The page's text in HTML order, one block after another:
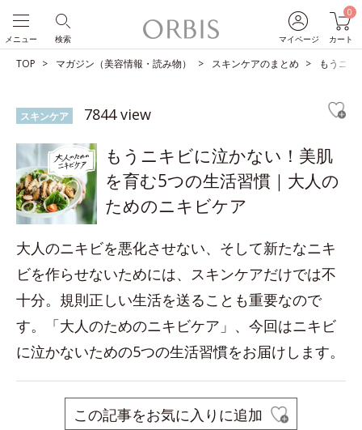
マイページ
0
カート
検索
メニュー
TOP マガジン（美容情報・読み物） スキンケアのまとめ もうニ
スキンケア 7844 view
もうニキビに泣かない！美肌
を育む5つの生活習慣｜大人の
ためのニキビケア
大人のニキビを悪化させない、そして新たなニキ
ビを作らせないためには、スキンケアだけでは不
十分。規則正しい生活を送ることも重要なので
す。「大人のためのニキビケア」、今回はニキビ
に泣かないための5つの生活習慣をお届けします。
この記事をお気に入りに追加